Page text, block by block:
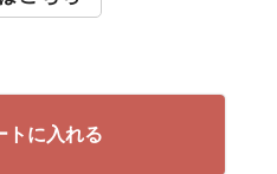
トに入れる